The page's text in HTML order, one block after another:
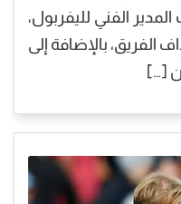
الفني لليفربول،
الفريق، بالإضافة إلى
[…]